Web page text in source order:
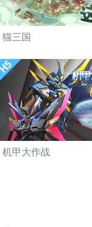
猫三国
机甲大作战